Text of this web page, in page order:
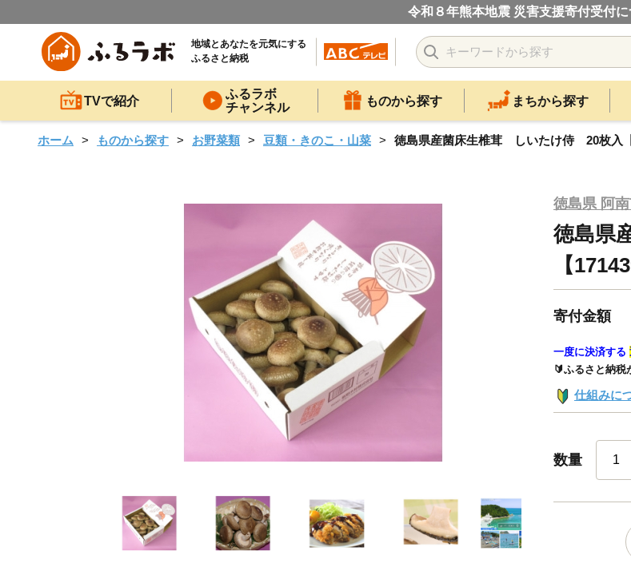
令和８年熊本地震 災害支援寄付受付に
地域とあなたを元気にする
ふるさと納税
TVで紹介
ふるラボ
チャンネル
ものから探す まちから探す
ホーム ものから探す お野菜類 豆類・きのこ・山菜 徳島県産菌床生椎茸 しいたけ侍 20枚入【
徳島県 阿
徳島県
【
寄付金額
一度に決済する
🔰ふるさと納税
仕組みに
数量